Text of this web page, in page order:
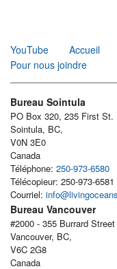
YouTube
Accueil
Pour nous joindre
Bureau Sointula
PO Box 320, 235 First St.
Sointula, BC,
V0N 3E0
Canada
Téléphone: 250-973-6580
Télécopieur: 250-973-6581
Courriel:
Bureau Vancouver
#2000 - 355 Burrard Street
Vancouver, BC,
V6C 2G8
Canada